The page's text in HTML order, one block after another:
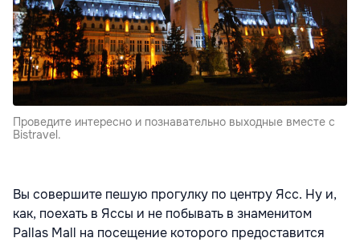
Проведите интересно и познавательно выходные вместе с
Bistravel.
Вы совершите пешую прогулку по центру Ясс. Ну и,
как, поехать в Яссы и не побывать в знаменитом
Pallas Mall на посещение которого предоставится